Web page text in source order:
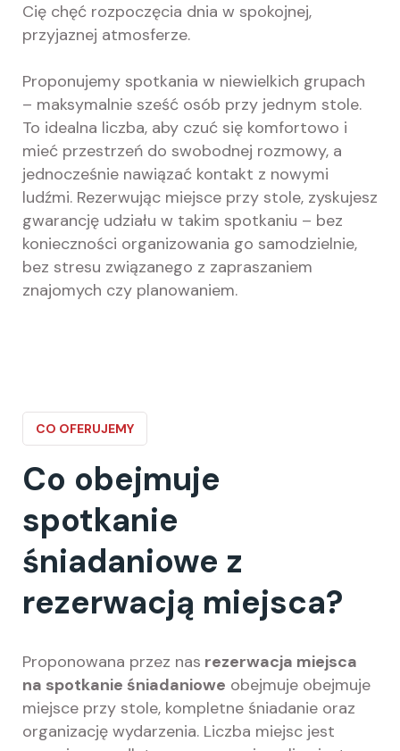
Cię chęć rozpoczęcia dnia w spokojnej,
przyjaznej atmosferze.
Proponujemy spotkania w niewielkich grupach
– maksymalnie sześć osób przy jednym stole.
To idealna liczba, aby czuć się komfortowo i
mieć przestrzeń do swobodnej rozmowy, a
jednocześnie nawiązać kontakt z nowymi
ludźmi. Rezerwując miejsce przy stole, zyskujesz
gwarancję udziału w takim spotkaniu – bez
konieczności organizowania go samodzielnie,
bez stresu związanego z zapraszaniem
znajomych czy planowaniem.
CO OFERUJEMY
Co obejmuje
spotkanie
śniadaniowe z
rezerwacją miejsca?
Proponowana przez nas rezerwacja miejsca
na spotkanie śniadaniowe obejmuje obejmuje
miejsce przy stole, kompletne śniadanie oraz
organizację wydarzenia. Liczba miejsc jest